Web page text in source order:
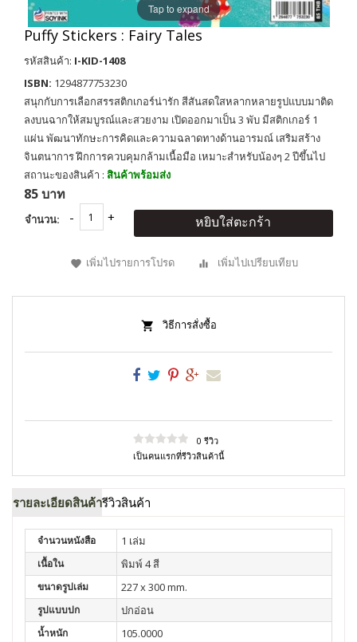
Tap to expand
Puffy Stickers : Fairy Tales
รหัสสินค้า: I-KID-1408
ISBN: 1294877753230
สนุกกับการเลือกสรรสติกเกอร์น่ารัก สีสันสดใสหลากหลายรูปแบบมาติด
ลงบนฉากให้สมบูรณ์และสวยงาม เปิดออกมาเป็น 3 พับ มีสติกเกอร์ 1
แผ่น พัฒนาทักษะการคิดและความฉลาดทางด้านอารมณ์ เสริมสร้าง
จินตนาการ ฝึกการควบคุมกล้ามเนื้อมือ เหมาะสำหรับน้องๆ 2 ปีขึ้นไป
สถานะของสินค้า : สินค้าพร้อมส่ง
85 บาท
จำนวน: หยิบใส่ตะกร้า
เพิ่มไปรายการโปรด เพิ่มไปเปรียบเทียบ
วิธีการสั่งซื้อ
0 รีวิว
เป็นคนแรกที่รีวิวสินค้านี้
รายละเอียดสินค้ารีวิวสินค้า
จำนวนหนังสือ 1 เล่ม
เนื้อใน พิมพ์ 4 สี
ขนาดรูปเล่ม 227 x 300 mm.
รูปแบบปก ปกอ่อน
น้ำหนัก 105.0000